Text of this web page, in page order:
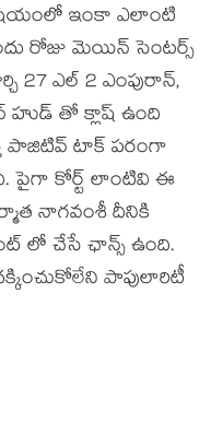
ఇంకా ఎలాంటి
రోజు మెయిన్ సెంటర్స్
27 ఎల్ 2 ఎంపురాన్,
హుడ్ తో క్లాష్ ఉంది
పాజిటివ్ టాక్ పరంగా
కోర్ట్ లాంటివి ఈ
నాగవంశీ దీనికి
లో చేసే ఛాన్స్ ఉంది.
పాపులారిటీ